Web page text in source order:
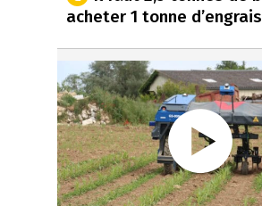
acheter 1 tonne d’engrais